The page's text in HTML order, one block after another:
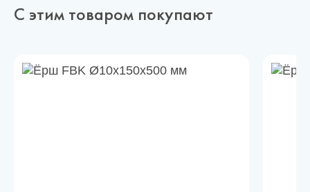
С этим товаром покупают